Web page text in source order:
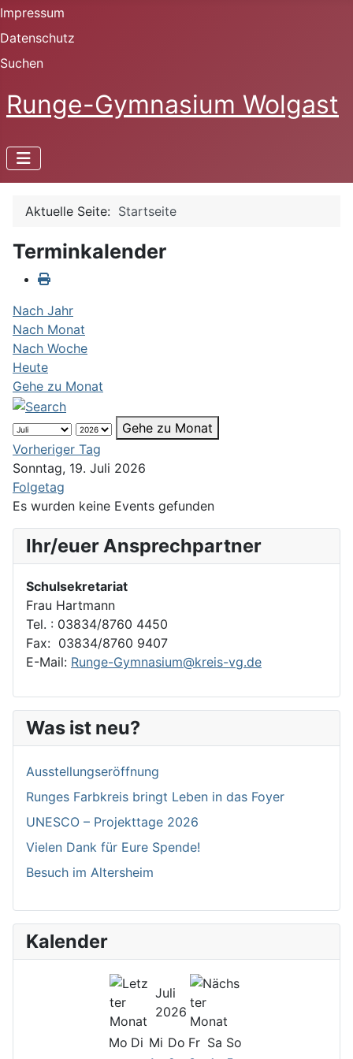
Impressum
Datenschutz
Suchen
Runge-Gymnasium Wolgast
Aktuelle Seite: Startseite
Terminkalender
Nach Jahr
Nach Monat
Nach Woche
Heute
Gehe zu Monat
Gehe zu Monat
Vorheriger Tag
Sonntag, 19. Juli 2026
Folgetag
Es wurden keine Events gefunden
Ihr/euer Ansprechpartner
Schulsekretariat
Frau Hartmann
Tel. : 03834/8760 4450
Fax: 03834/8760 9407
E-Mail: Runge-Gymnasium@kreis-vg.de
Was ist neu?
Ausstellungseröffnung
Runges Farbkreis bringt Leben in das Foyer
UNESCO – Projekttage 2026
Vielen Dank für Eure Spende!
Besuch im Altersheim
Kalender
Juli
2026
Mo Di Mi Do Fr Sa So